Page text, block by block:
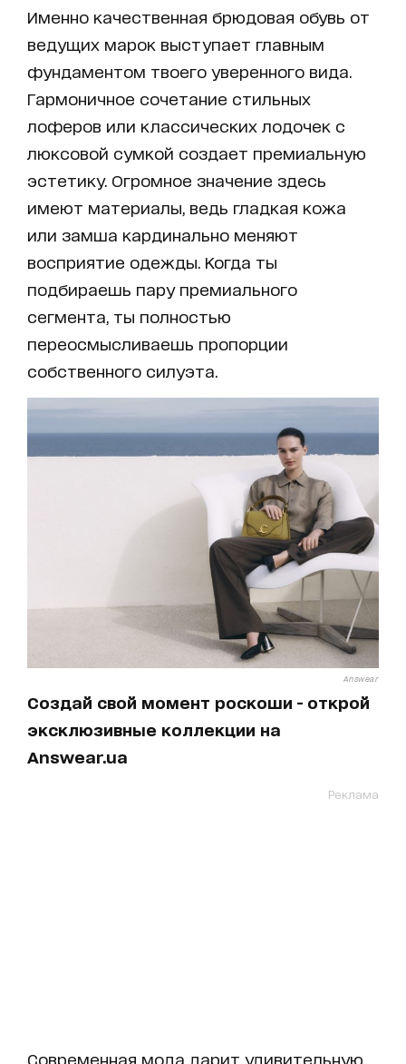
Именно качественная брюдовая обувь от
ведущих марок выступает главным
фундаментом твоего уверенного вида.
Гармоничное сочетание стильных
лоферов или классических лодочек с
люксовой сумкой создает премиальную
эстетику. Огромное значение здесь
имеют материалы, ведь гладкая кожа
или замша кардинально меняют
восприятие одежды. Когда ты
подбираешь пару премиального
сегмента, ты полностью
переосмысливаешь пропорции
собственного силуэта.
Answear
Создай свой момент роскоши - открой
эксклюзивные коллекции на
Answear.ua
Реклама
Современная мода дарит удивительную